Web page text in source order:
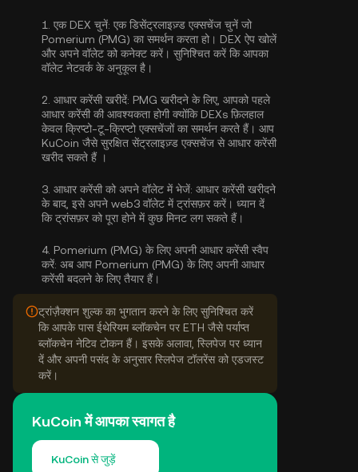
1. एक DEX चुनें: एक डिसेंट्रलाइज़्ड एक्सचेंज चुनें जो
Pomerium (PMG) का समर्थन करता हो। DEX ऐप खोलें
और अपने वॉलेट को कनेक्ट करें। सुनिश्चित करें कि आपका
वॉलेट नेटवर्क के अनुकूल है।
2. आधार करेंसी खरीदें: PMG खरीदने के लिए, आपको पहले
आधार करेंसी की आवश्यकता होगी क्योंकि DEXs फ़िलहाल
केवल क्रिप्टो-टू-क्रिप्टो एक्सचेंजों का समर्थन करते हैं। आप
KuCoin जैसे सुरक्षित सेंट्रलाइज़्ड एक्सचेंज सेआधार करेंसी
खरीद सकते हैं ।
3. आधार करेंसी को अपने वॉलेट में भेजें: आधार करेंसी खरीदने
के बाद, इसे अपने web3 वॉलेट में ट्रांसफ़र करें। ध्यान दें
कि ट्रांसफ़र को पूरा होने में कुछ मिनट लग सकते हैं।
4. Pomerium (PMG) के लिए अपनी आधार करेंसी स्वैप
करें: अब आप Pomerium (PMG) के लिए अपनी आधार
करेंसी बदलने के लिए तैयार हैं।
ट्रांज़ैक्शन शुल्क का भुगतान करने के लिए सुनिश्चित करें
कि आपके पास ईथेरियम ब्लॉकचेन पर ETH जैसे पर्याप्त
ब्लॉकचेन नेटिव टोकन हैं। इसके अलावा, स्लिपेज पर ध्यान
दें और अपनी पसंद के अनुसार स्लिपेज टॉलरेंस को एडजस्ट
करें।
KuCoin में आपका स्वागत है
KuCoin से जुड़ें